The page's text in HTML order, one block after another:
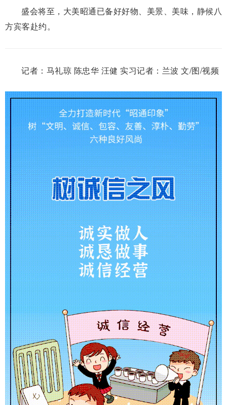
盛会将至，大美昭通已备好好物、美景、美味，静候八
方宾客赴约。
记者：马礼琼 陈忠华 汪健 实习记者：兰波 文/图/视频